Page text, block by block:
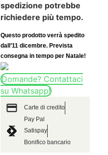
spedizione potrebbe
richiedere più tempo.
Questo prodotto verrà spedito
dall’11 dicembre. Prevista
consegna in tempo per Natale!
Domande? Contattaci
su Whatsapp!
Carte di credito
Pay Pal
Satispay
Bonifico bancario